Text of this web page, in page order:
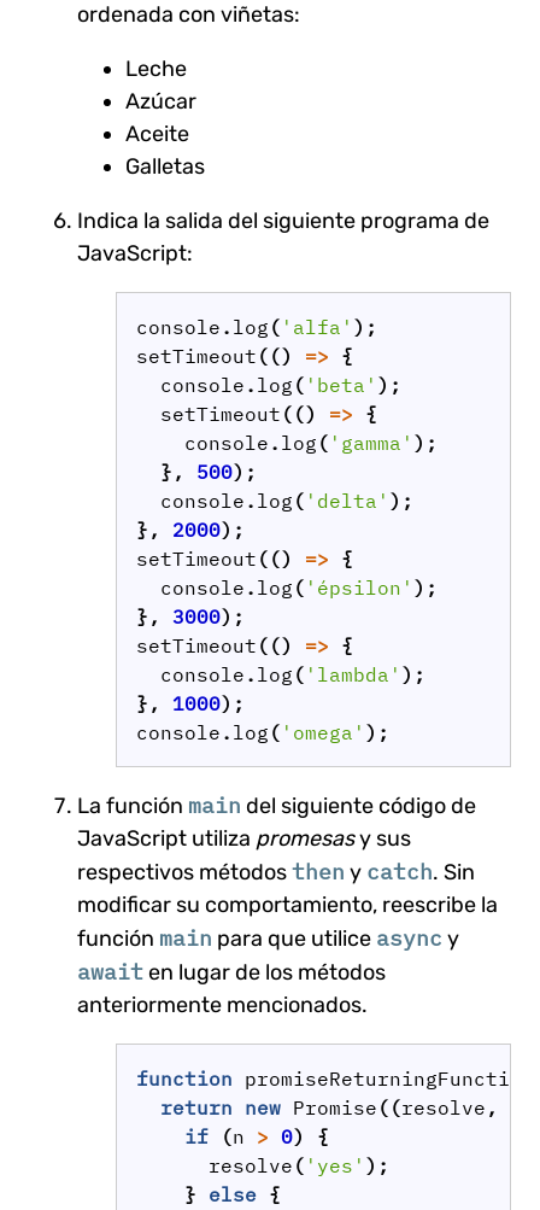
ordenada con viñetas:
Leche
Azúcar
Aceite
Galletas
Indica la salida del siguiente programa de
JavaScript:
console . log ( 'alfa' );
setTimeout (() => {
console . log ( 'beta' );
setTimeout (() => {
console . log ( 'gamma' );
},
500);
console . log ( 'delta' );
},
2000);
setTimeout (() => {
console . log ( 'épsilon' );
},
3000);
setTimeout (() => {
console . log ( 'lambda' );
},
1000);
console . log ( 'omega' );
La función main del siguiente código de
JavaScript utiliza promesasy sus
respectivos métodosthen y catch. Sin
modificar su comportamiento, reescribe la
función main para que utilice async y
awaiten lugar de los métodos
anteriormente mencionados.
function promiseReturningFunction
return new Promise ((resolve ,
if
(n > 0)
{
resolve ( 'yes' );
} else {